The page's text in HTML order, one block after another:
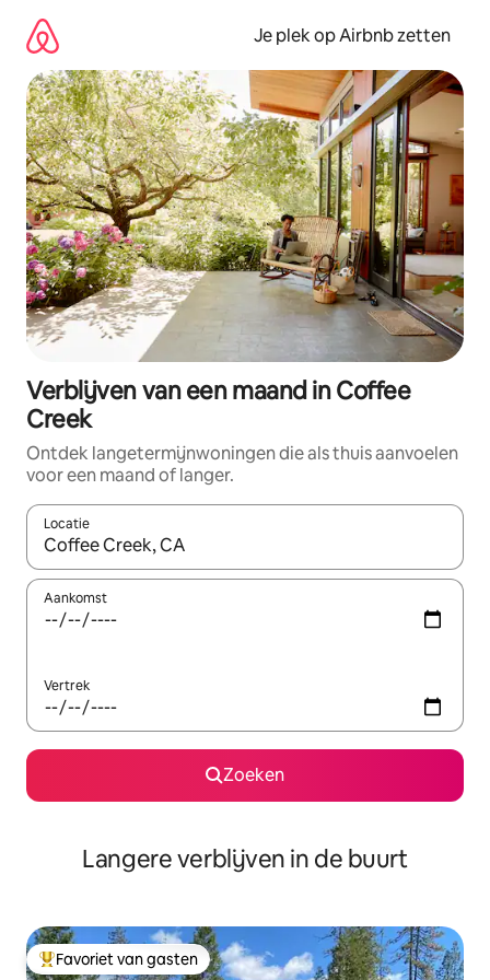
direct
naar
inhoud
Je plek op Airbnb zetten
Verblijven van een maand in Coffee
Creek
Ontdek langetermijnwoningen die als thuis aanvoelen
voor een maand of langer.
Locatie
Wanneer er resultaten beschikbaar zijn, maak je een keuze
Aankomst
Vertrek
Zoeken
Langere verblijven in de buurt
Topfavoriet van gasten
Favoriet van gasten